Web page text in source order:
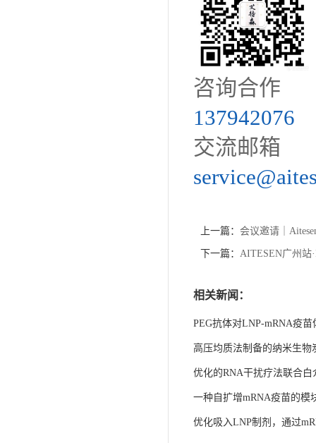
咨询合作
137942076
交流邮箱
上一篇： 会议邀请｜
下一篇： AITESEN广州站
相关新闻：
PEG抗体对LNP-mRNA疫
高压均质法制备的纳米生
优化的RNA干扰疗法联合
一种自扩增mRNA疫苗的模
优化吸入LNP制剂，通过